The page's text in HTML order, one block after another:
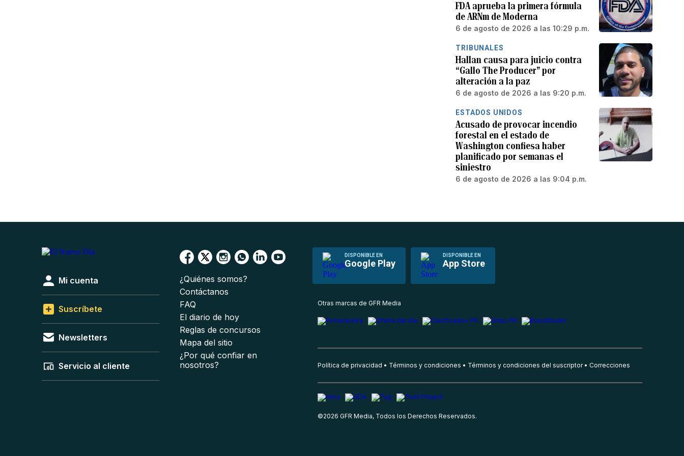
FDA aprueba la primera fórmula
de ARNm de Moderna
6 de agosto de 2026 a las 10:29 p.m.
TRIBUNALES
Hallan causa para juicio contra
“Gallo The Producer” por
alteración a la paz
6 de agosto de 2026 a las 9:20 p.m.
ESTADOS UNIDOS
Acusado de provocar incendio
forestal en el estado de
Washington confiesa haber
planificado por semanas el
siniestro
6 de agosto de 2026 a las 9:04 p.m.
DISPONIBLE EN
Google Play
DISPONIBLE EN
App Store
Mi cuenta
Suscríbete
Newsletters
Servicio al cliente
¿Quiénes somos?
Contáctanos
FAQ
El diario de hoy
Reglas de concursos
Mapa del sitio
¿Por qué confiar en
nosotros?
Otras marcas de GFR Media
Política de privacidad Términos y condiciones Términos y condiciones del suscriptor Correcciones
©2026 GFR Media, Todos los Derechos Reservados.